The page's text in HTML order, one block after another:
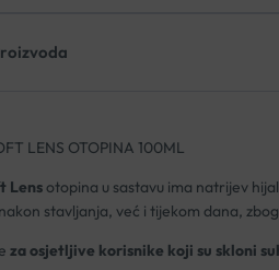
LENS OTOPINA 100ML
Lensotopina u sastavu ima natrijev
stavljanja, već i tijekom dana,
za osjetljive korisnike koji su skloni